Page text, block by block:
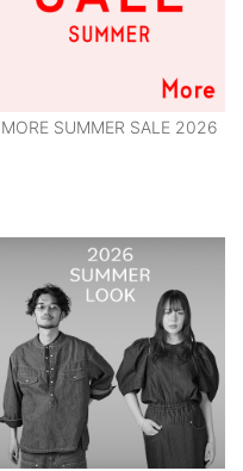
MORE SUMMER SALE 2026